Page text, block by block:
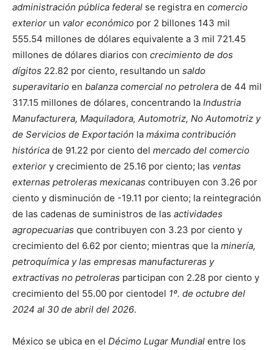
administración pública federal se registra en comercio
exterior un valor económico por 2 billones 143 mil
555.54 millones de dólares equivalente a 3 mil 721.45
millones de dólares diarios con crecimiento de dos
dígitos 22.82 por ciento, resultando un saldo
superavitario en balanza comercial no petrolera de 44 mil
317.15 millones de dólares, concentrando la Industria
Manufacturera, Maquiladora, Automotriz, No Automotriz y
de Servicios de Exportación la máxima contribución
histórica de 91.22 por ciento del mercado del comercio
exterior y crecimiento de 25.16 por ciento; las ventas
externas petroleras mexicanas contribuyen con 3.26 por
ciento y disminución de -19.11 por ciento; la reintegración
de las cadenas de suministros de las actividades
agropecuarias que contribuyen con 3.23 por ciento y
crecimiento del 6.62 por ciento; mientras que la minería,
petroquímica y las empresas manufactureras y
extractivas no petroleras participan con 2.28 por ciento y
crecimiento del 55.00 por cientodel 1º. de octubre del
2024 al 30 de abril del 2026.
México se ubica en el Décimo Lugar Mundial entre los